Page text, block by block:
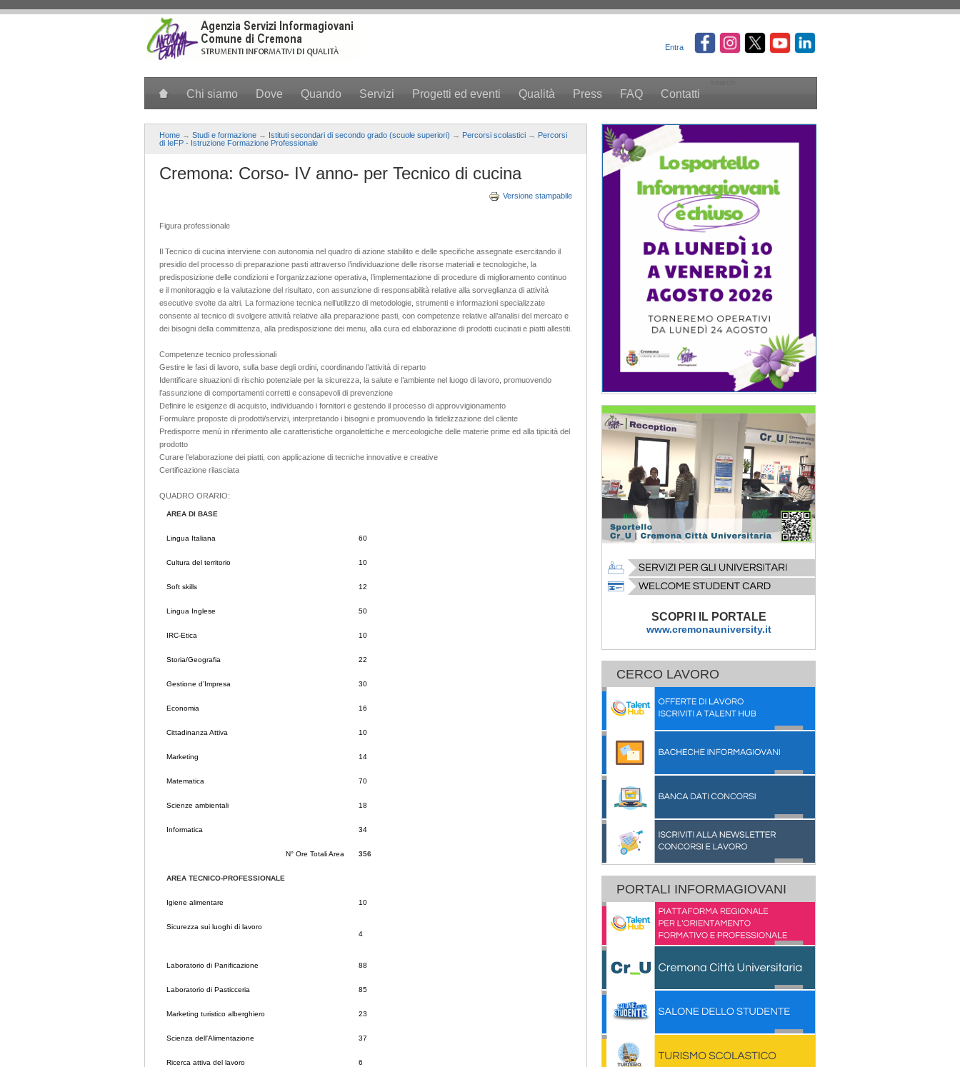
Entra
Chi siamo Dove Quando Servizi Progetti ed eventi Qualità Press FAQ Contatti
Home → Studi e formazione → Istituti secondari di secondo grado (scuole superiori) → Percorsi scolastici → Percorsi
di IeFP - Istruzione Formazione Professionale
Cremona: Corso- IV anno- per Tecnico di cucina
Versione stampabile
Figura professionale
Il Tecnico di cucina interviene con autonomia nel quadro di azione stabilito e delle specifiche assegnate esercitando il
presidio del processo di preparazione pasti attraverso l’individuazione delle risorse materiali e tecnologiche, la
predisposizione delle condizioni e l’organizzazione operativa, l’implementazione di procedure di miglioramento continuo
e il monitoraggio e la valutazione del risultato, con assunzione di responsabilità relative alla sorveglianza di attività
esecutive svolte da altri. La formazione tecnica nell’utilizzo di metodologie, strumenti e informazioni specializzate
consente al tecnico di svolgere attività relative alla preparazione pasti, con competenze relative all’analisi del mercato e
dei bisogni della committenza, alla predisposizione dei menu, alla cura ed elaborazione di prodotti cucinati e piatti allestiti.
Competenze tecnico professionali
Gestire le fasi di lavoro, sulla base degli ordini, coordinando l’attività di reparto
Identificare situazioni di rischio potenziale per la sicurezza, la salute e l’ambiente nel luogo di lavoro, promuovendo
l’assunzione di comportamenti corretti e consapevoli di prevenzione
Definire le esigenze di acquisto, individuando i fornitori e gestendo il processo di approvvigionamento
Formulare proposte di prodotti/servizi, interpretando i bisogni e promuovendo la fidelizzazione del cliente
Predisporre menù in riferimento alle caratteristiche organolettiche e merceologiche delle materie prime ed alla tipicità del
prodotto
Curare l’elaborazione dei piatti, con applicazione di tecniche innovative e creative
Certificazione rilasciata
QUADRO ORARIO:
AREA DI BASE
Lingua Italiana 60
Cultura del territorio 10
Soft skills 12
Lingua Inglese 50
IRC-Etica 10
Storia/Geografia 22
Gestione d’Impresa 30
Economia 16
Cittadinanza Attiva 10
Marketing 14
Matematica 70
Scienze ambientali 18
Informatica 34
N° Ore Totali Area 356
AREA TECNICO-PROFESSIONALE
Igiene alimentare 10
Sicurezza sui luoghi di lavoro
4
Laboratorio di Panificazione 88
Laboratorio di Pasticceria 85
Marketing turistico alberghiero 23
Scienza dell'Alimentazione 37
Ricerca attiva del lavoro 6
SCOPRI IL PORTALE
www.cremonauniversity.it
CERCO LAVORO
PORTALI INFORMAGIOVANI